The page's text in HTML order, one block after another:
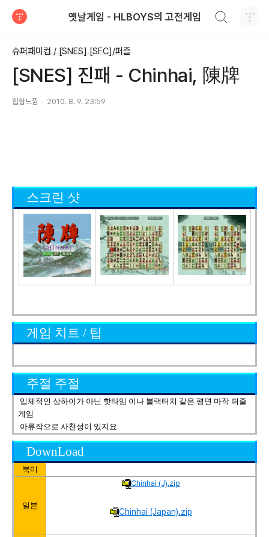
옛날게임 - HLBOYS의 고전게임
슈퍼패미컴 / [SNES] [SFC]/퍼즐
[SNES] 진패 - Chinhai, 陳牌
힙합느낌 2010. 8. 9. 23:59
스크린 샷
게임 치트 / 팁
주절 주절
입체적인 상하이가 아닌 핫타임 이나 블랙터치 같은 평면 마작 퍼즐
게임
아류작으로 사천성이 있지요.
DownLoad
북미
일본
Chinhai (J).zip
Chinhai (Japan).zip